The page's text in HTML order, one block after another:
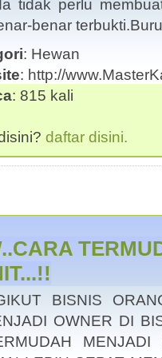
tidak perlu
benar
: Hewan
: http://
: 815 kali
daftar disini.
BISNIS
OWNER DI